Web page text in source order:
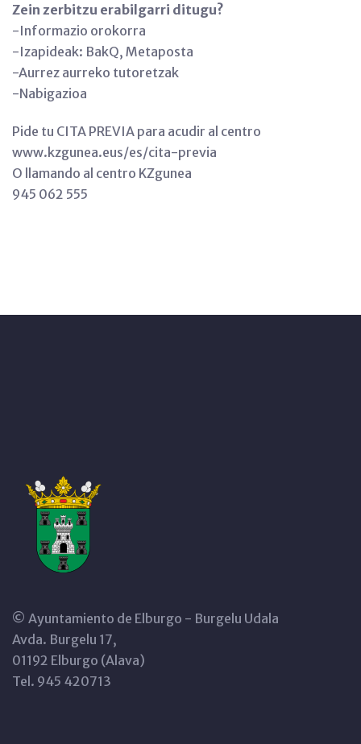
Zein zerbitzu erabilgarri ditugu?
-Informazio orokorra
-Izapideak: BakQ, Metaposta
-Aurrez aurreko tutoretzak
-Nabigazioa
Pide tu CITA PREVIA para acudir al centro
www.kzgunea.eus/es/cita-previa
O llamando al centro KZgunea
945 062 555
© Ayuntamiento de Elburgo - Burgelu Udala
Avda. Burgelu 17,
01192 Elburgo (Alava)
Tel. 945 420713